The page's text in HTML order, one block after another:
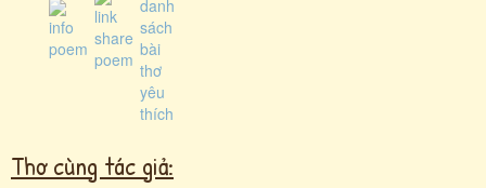
Thơ cùng tác giả: